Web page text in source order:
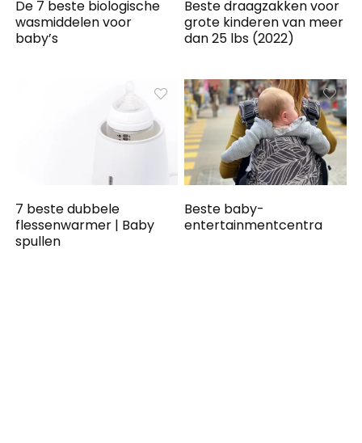
De 7 beste biologische
wasmiddelen voor
baby’s
Beste draagzakken voor
grote kinderen van meer
dan 25 lbs (2022)
7 beste dubbele
flessenwarmer | Baby
spullen
Beste baby-
entertainmentcentra